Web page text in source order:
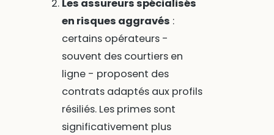
Les assureurs spécialisés
en risques aggravés :
certains opérateurs -
souvent des courtiers en
ligne - proposent des
contrats adaptés aux profils
résiliés. Les primes sont
significativement plus